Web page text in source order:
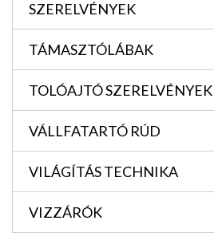
SZERELVÉNYEK
TÁMASZTÓLÁBAK
TOLÓAJTÓ SZERELVÉNYEK
VÁLLFATARTÓ RÚD
VILÁGÍTÁS TECHNIKA
VIZZÁRÓK